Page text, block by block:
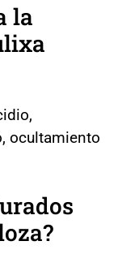
la
ocultamiento